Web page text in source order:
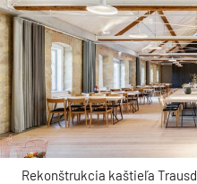
Rekonštrukcia kaštieľa